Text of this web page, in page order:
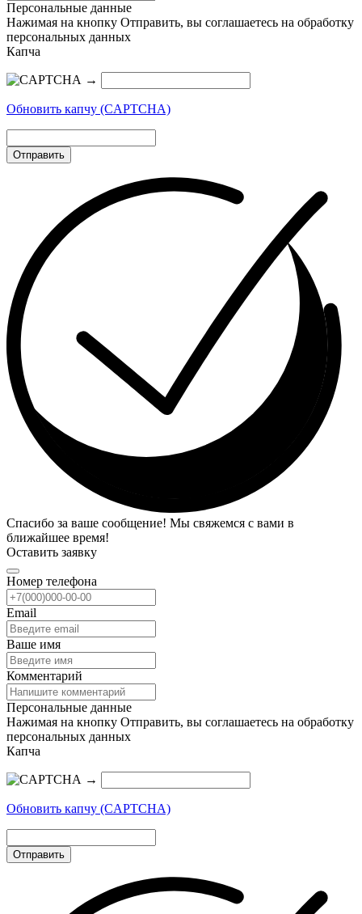
Персональные данные
Нажимая на кнопку Отправить, вы соглашаетесь на обработку
персональных данных
Капча
→
Обновить капчу (CAPTCHA)
Отправить
Спасибо за ваше сообщение! Мы свяжемся с вами в
ближайшее время!
Оставить заявку
Номер телефона
Email
Ваше имя
Комментарий
Персональные данные
Нажимая на кнопку Отправить, вы соглашаетесь на обработку
персональных данных
Капча
→
Обновить капчу (CAPTCHA)
Отправить